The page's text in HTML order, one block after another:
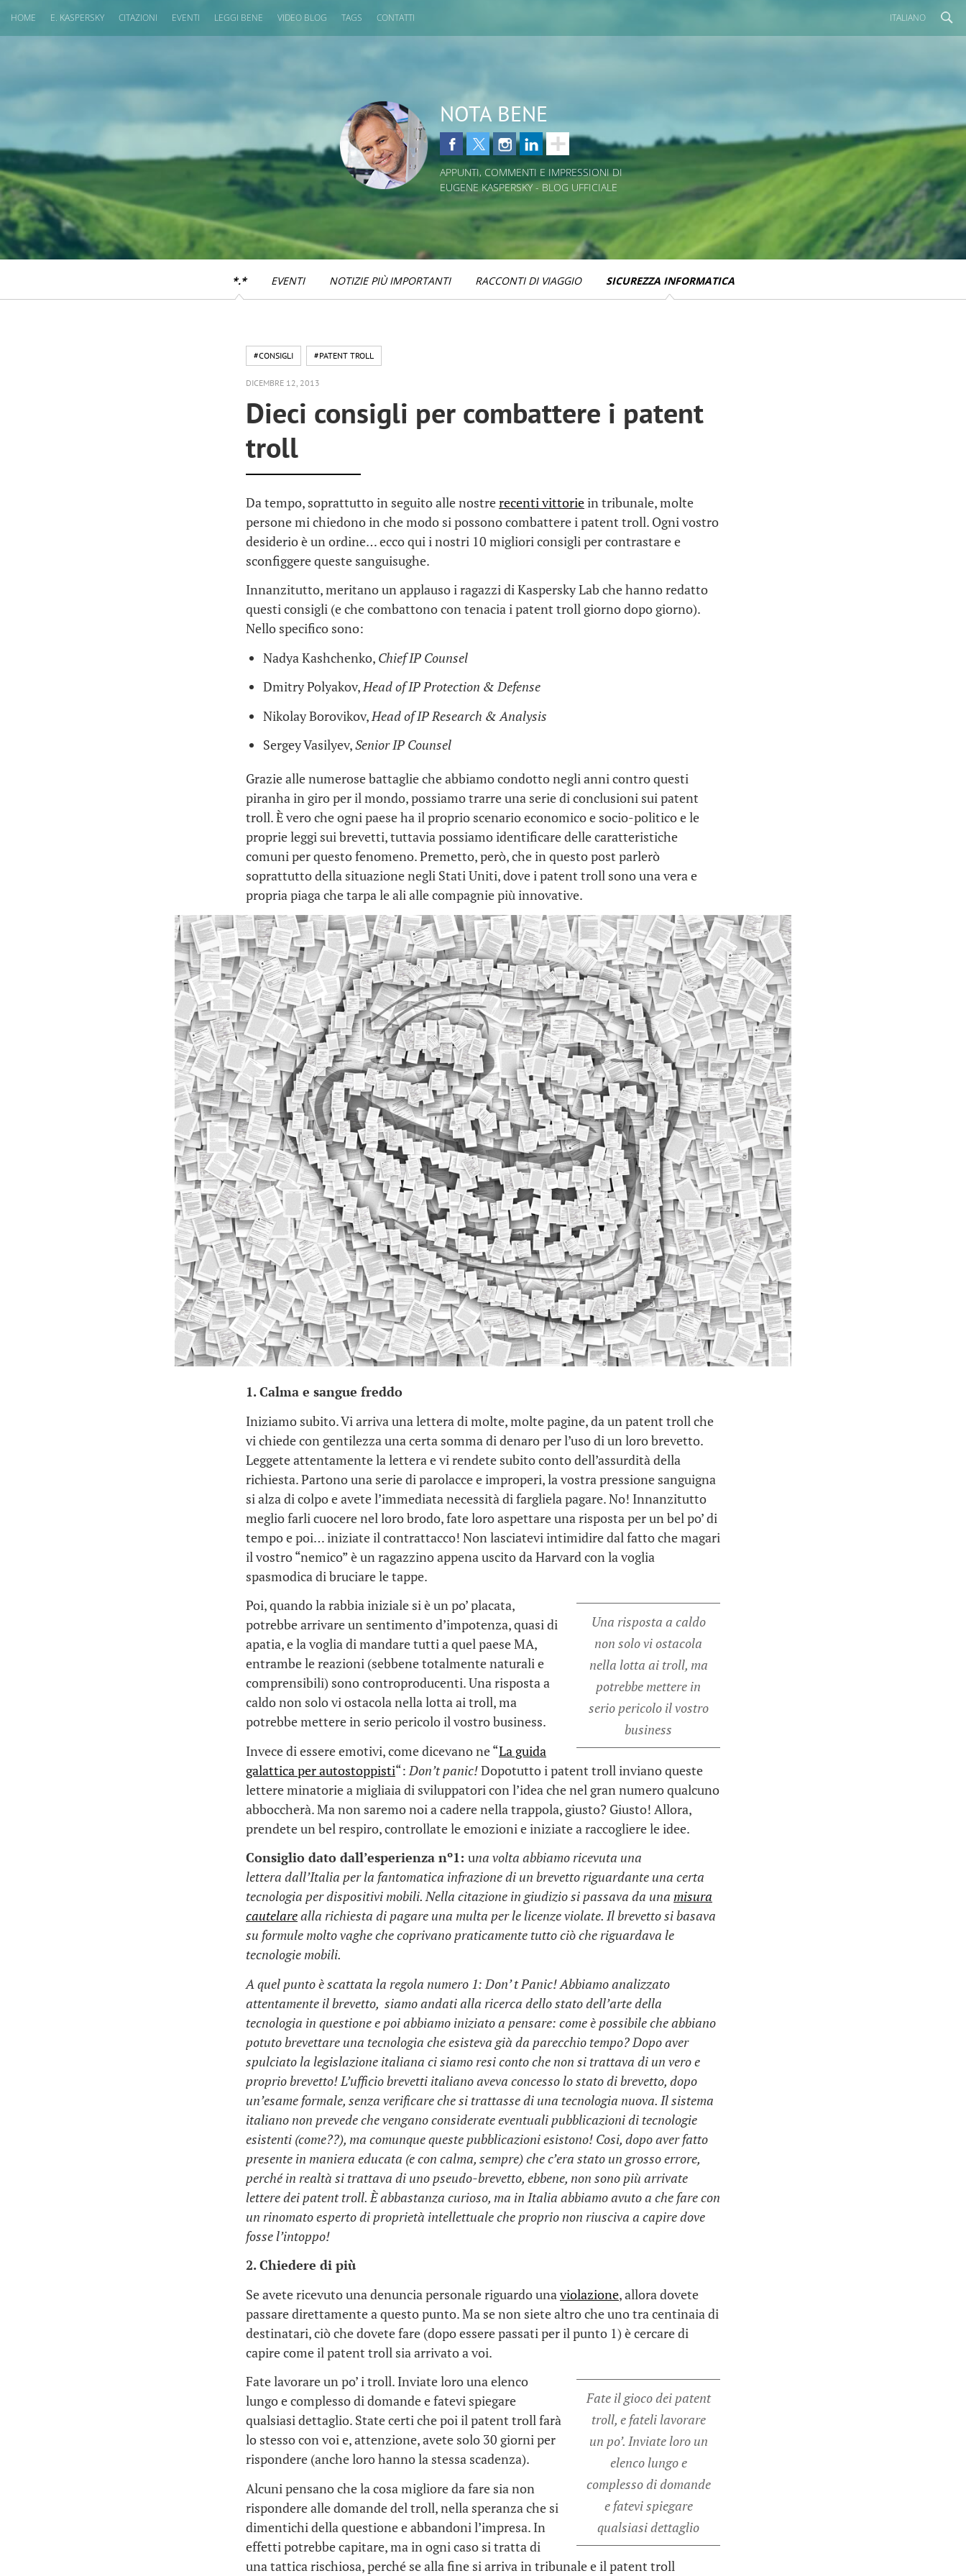
HOME E. KASPERSKY CITAZIONI EVENTI LEGGI BENE VIDEO BLOG TAGS CONTATTI ITALIANO
NOTA BENE
APPUNTI, COMMENTI E IMPRESSIONI DI
EUGENE KASPERSKY - BLOG UFFICIALE
*.* EVENTI NOTIZIE PIÙ IMPORTANTI RACCONTI DI VIAGGIO SICUREZZA INFORMATICA
#CONSIGLI #PATENT TROLL
DICEMBRE 12, 2013
Dieci consigli per combattere i patent
troll
Da tempo, soprattutto in seguito alle nostrerecenti vittoriein tribunale, molte
persone mi chiedono in che modo si possono combattere i patent troll. Ogni vostro
desiderio è un ordine… ecco qui i nostri 10 migliori consigli per contrastare e
sconfiggere queste sanguisughe.
Innanzitutto, meritano un applauso i ragazzi di Kaspersky Lab che hanno redatto
questi consigli (e che combattono con tenacia i patent troll giorno dopo giorno).
Nello specifico sono:
Nadya Kashchenko, Chief IP Counsel
Dmitry Polyakov,Head of IP Protection & Defense
Nikolay Borovikov,Head of IP Research & Analysis
Sergey Vasilyev,Senior IP Counsel
Grazie alle numerose battaglie che abbiamo condotto negli anni contro questi
piranha in giro per il mondo, possiamo trarre una serie di conclusioni sui patent
troll. È vero che ogni paese ha il proprio scenario economico e socio-politico e le
proprie leggi sui brevetti, tuttavia possiamo identificare delle caratteristiche
comuni per questo fenomeno. Premetto, però, che in questo post parlerò
soprattutto della situazione negli Stati Uniti, dove i patent troll sono una vera e
propria piaga che tarpa le ali alle compagnie più innovative.
1. Calma e sangue freddo
Iniziamo subito. Vi arriva una lettera di molte, molte pagine, da un patent troll che
vi chiede con gentilezza una certa somma di denaro per l’uso di un loro brevetto.
Leggete attentamente la lettera e vi rendete subito conto dell’assurdità della
richiesta. Partono una serie di parolacce e improperi, la vostra pressione sanguigna
si alza di colpo e avete l’immediata necessità di fargliela pagare. No! Innanzitutto
meglio farli cuocere nel loro brodo, fate loro aspettare una risposta per un bel po’ di
tempo e poi… iniziate il contrattacco! Non lasciatevi intimidire dal fatto che magari
il vostro “nemico” è un ragazzino appena uscito da Harvard con la voglia
spasmodica di bruciare le tappe.
Una risposta a caldo
non solo vi ostacola
nella lotta ai troll, ma
potrebbe mettere in
serio pericolo il vostro
business
Poi, quando la rabbia iniziale si è un po’ placata,
potrebbe arrivare un sentimento d’impotenza, quasi di
apatia, e la voglia di mandare tutti a quel paese MA,
entrambe le reazioni (sebbene totalmente naturali e
comprensibili) sono controproducenti. Una risposta a
caldo non solo vi ostacola nella lotta ai troll, ma
potrebbe mettere in serio pericolo il vostro business.
Invece di essere emotivi, come dicevano ne “La guida
galattica per autostoppisti“:Don’t panic!Dopotutto i patent troll inviano queste
lettere minatorie a migliaia di sviluppatori con l’idea che nel gran numero qualcuno
abboccherà. Ma non saremo noi a cadere nella trappola, giusto? Giusto! Allora,
prendete un bel respiro, controllate le emozioni e iniziate a raccogliere le idee.
Consiglio dato dall’esperienza nº1: una volta abbiamo ricevuta una
lettera dall’Italia per la fantomatica infrazione di un brevetto riguardante una certa
tecnologia per dispositivi mobili. Nella citazione in giudizio si passava da una misura
cautelarealla richiesta di pagare una multa per le licenze violate. Il brevetto si basava
su formule molto vaghe che coprivano praticamente tutto ciò che riguardava le
tecnologie mobili.
A quel punto è scattata la regola numero 1: Don’ t Panic! Abbiamo analizzato
attentamente il brevetto, siamo andati alla ricerca dello stato dell’arte della
tecnologia in questione e poi abbiamo iniziato a pensare: come è possibile che abbiano
potuto brevettare una tecnologia che esisteva già da parecchio tempo? Dopo aver
spulciato la legislazione italiana ci siamo resi conto che non si trattava di un vero e
proprio brevetto! L’ufficio brevetti italiano aveva concesso lo stato di brevetto, dopo
un’esame formale, senza verificare che si trattasse di una tecnologia nuova. Il sistema
italiano non prevede che vengano considerate eventuali pubblicazioni di tecnologie
esistenti (come??), ma comunque queste pubblicazioni esistono! Cosi, dopo aver fatto
presente in maniera educata (e con calma, sempre) che c’era stato un grosso errore,
perché in realtà si trattava di uno pseudo-brevetto, ebbene, non sono più arrivate
lettere dei patent troll. È abbastanza curioso, ma in Italia abbiamo avuto a che fare con
un rinomato esperto di proprietà intellettuale che proprio non riusciva a capire dove
fosse l’intoppo!
2. Chiedere di più
Se avete ricevuto una denuncia personale riguardo unaviolazione, allora dovete
passare direttamente a questo punto. Ma se non siete altro che uno tra centinaia di
destinatari, ciò che dovete fare (dopo essere passati per il punto 1) è cercare di
capire come il patent troll sia arrivato a voi.
Fate il gioco dei patent
troll, e fateli lavorare
un po’. Inviate loro un
elenco lungo e
complesso di domande
e fatevi spiegare
qualsiasi dettaglio
Fate lavorare un po’ i troll. Inviate loro una elenco
lungo e complesso di domande e fatevi spiegare
qualsiasi dettaglio. State certi che poi il patent troll farà
lo stesso con voi e, attenzione, avete solo 30 giorni per
rispondere (anche loro hanno la stessa scadenza).
Alcuni pensano che la cosa migliore da fare sia non
rispondere alle domande del troll, nella speranza che si
dimentichi della questione e abbandoni l’impresa. In
effetti potrebbe capitare, ma in ogni caso si tratta di
una tattica rischiosa, perché se alla fine si arriva in tribunale e il patent troll